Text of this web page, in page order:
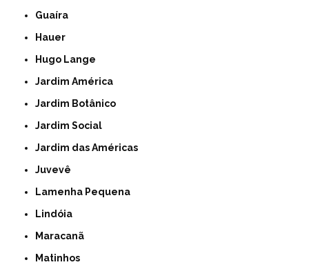
Guaíra
Hauer
Hugo Lange
Jardim América
Jardim Botânico
Jardim Social
Jardim das Américas
Juvevê
Lamenha Pequena
Lindóia
Maracanã
Matinhos